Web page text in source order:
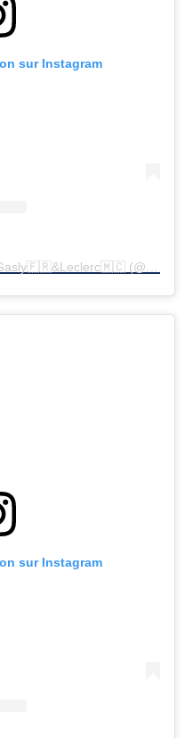
sur Instagram
Une publication partagée par Gasly🇫🇷&Leclerc🇲🇨 (@pierregasly_charlesleclerc)
sur Instagram